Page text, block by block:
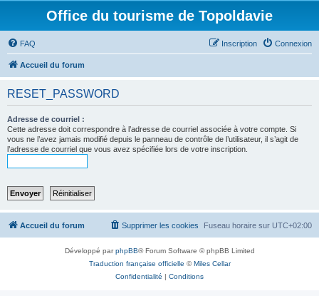
Office du tourisme de Topoldavie
FAQ Connexion
Inscription
Accueil du forum
RESET_PASSWORD
Adresse de courriel :
Cette adresse doit correspondre à l’adresse de courriel associée à votre compte. Si
vous ne l’avez jamais modifié depuis le panneau de contrôle de l’utilisateur, il s’agit de
l’adresse de courriel que vous avez spécifiée lors de votre inscription.
Accueil du forum Fuseau horaire sur UTC+02:00
Supprimer les cookies
Développé parphpBB® Forum Software © phpBB Limited
Traduction française officielle ©Miles Cellar
Confidentialité | Conditions